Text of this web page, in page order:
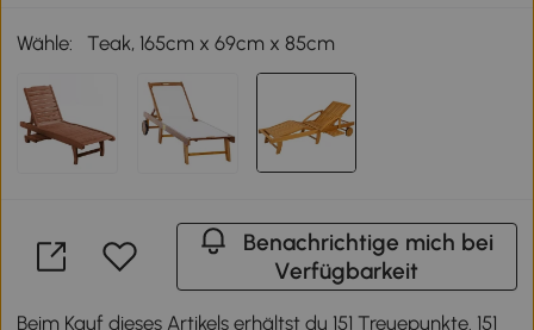
Wähle: Teak, 165cm x 69cm x 85cm
Benachrichtige mich bei
Verfügbarkeit
Beim Kauf dieses Artikels erhältst du 151 Treuepunkte. 151